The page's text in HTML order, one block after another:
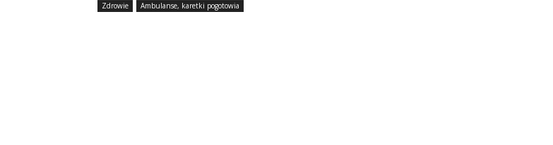
Zdrowie Ambulanse, karetki pogotowia